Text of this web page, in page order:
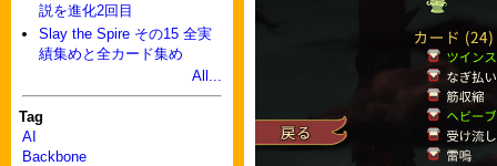
説を進化2回目
Slay the Spire その15 全実
績集めと全カード集め
All...
Tag
AI
Backbone